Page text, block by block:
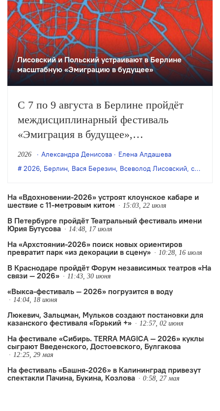
Лисовский и Польский устраивают в Берлине
масштабную «Эмиграцию в будущее»
С 7 по 9 августа в Берлине пройдёт
междисциплинарный фестиваль
«Эмиграция в будущее»,
организованный художником Антоном
Польским и режиссёром Всеволодом
разноформатных событий:
перформансы, кинопоказы, лекции,
воркшопы и многое другое.
2026 Александра Денисова
Елена Алдашева
2026, Берлин, Вася Березин, Всеволод Лисовский, современное искусство
На «Вдохновении-2026» устроят клоунское кабаре и
шествие с 11-метровым китом
15:03, 22 июля
В Петербурге пройдёт Театральный фестиваль имени
Юрия Бутусова
14:48, 17 июля
На «Архстоянии-2026» поиск новых ориентиров
превратит парк «из декорации в сцену»
10:28, 16 июля
В Краснодаре пройдёт Форум независимых театров «На
связи — 2026»
11:43, 30 июня
«Выкса-фестиваль — 2026» погрузится в воду
14:04, 18 июня
Люкевич, Зальцман, Мульков создают постановки для
казанского фестиваля «Горький +»
12:57, 02 июня
На фестивале «Сибирь. TERRA MAGICA — 2026» куклы
сыграют Введенского, Достоевского, Булгакова
12:25, 29 мая
На фестиваль «Башня-2026» в Калининград привезут
спектакли Пачина, Букина, Козлова
0:58, 27 мая